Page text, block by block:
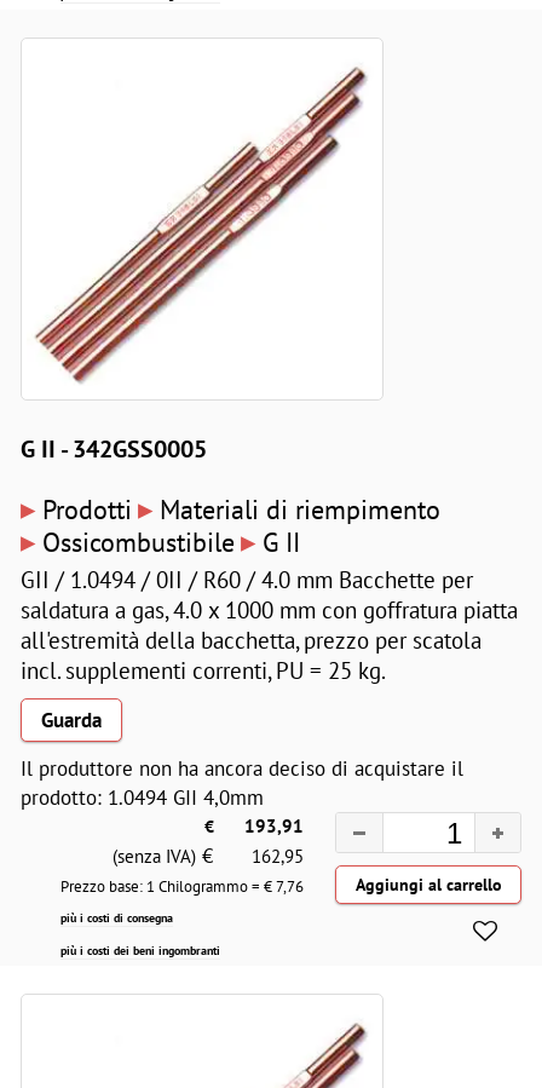
G II - 342GSS0005
▸ Prodotti ▸ Materiali di riempimento
▸ Ossicombustibile ▸ G II
GII / 1.0494 / 0II / R60 / 4.0 mm Bacchette per
saldatura a gas, 4.0 x 1000 mm con goffratura piatta
all'estremità della bacchetta, prezzo per scatola
incl. supplementi correnti, PU = 25 kg.
Guarda
Il produttore non ha ancora deciso di acquistare il
prodotto: 1.0494 GII 4,0mm
€
193,91
(senza IVA) € 162,95
Prezzo base: 1 Chilogrammo = €7,76
più i costi di consegna
più i costi dei beni ingombranti